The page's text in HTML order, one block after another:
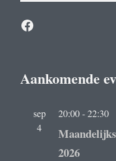
Facebook
Aankomende
sep
4
20:00-22:30
2026